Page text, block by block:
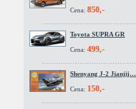
Cena: 850,-
Toyota SUPRA GR
Cena: 499,-
Shenyang J-2 Jianjij…
Cena: 150,-